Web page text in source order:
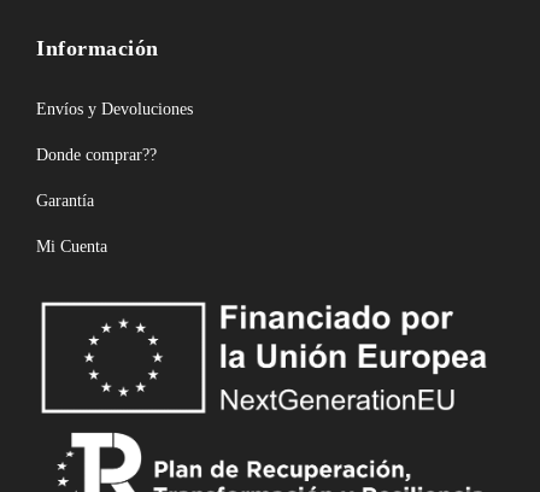
Información
Envíos y Devoluciones
Donde comprar??
Garantía
Mi Cuenta